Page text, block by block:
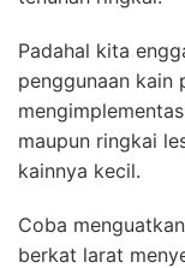
Padahal kita
penggunaan kain
maupun ringkai
kainnya kecil.
Coba
berkat larat